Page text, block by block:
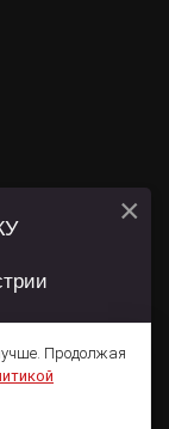
на
и
Продолжая
×